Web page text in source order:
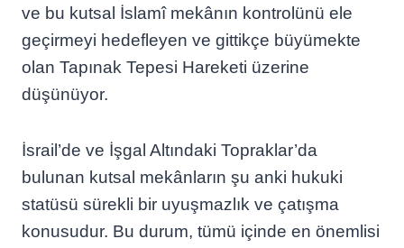
ve bu kutsal İslamî mekânın kontrolünü ele
geçirmeyi hedefleyen ve gittikçe büyümekte
olan Tapınak Tepesi Hareketi üzerine
düşünüyor.
İsrail’de ve İşgal Altındaki Topraklar’da
bulunan kutsal mekânların şu anki hukuki
statüsü sürekli bir uyuşmazlık ve çatışma
konusudur. Bu durum, tümü içinde en önemlisi